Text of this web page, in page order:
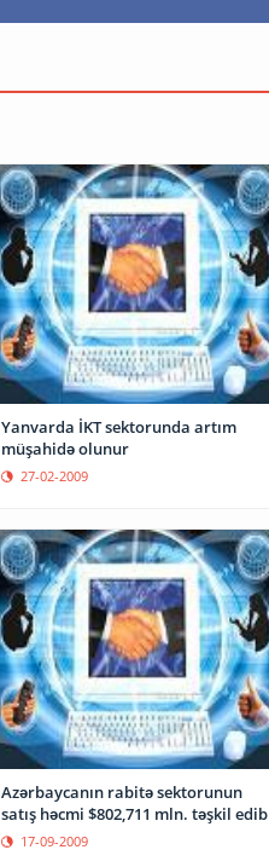
Yanvarda İKT sektorunda artım
müşahidə olunur
27-02-2009
Azərbaycanın rabitə sektorunun
satış həcmi $802,711 mln. təşkil edib
17-09-2009